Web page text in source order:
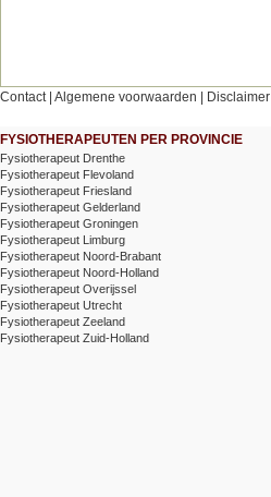
Contact| Algemene voorwaarden Disclaimer
FYSIOTHERAPEUTEN PER PROVINCIE
Fysiotherapeut Drenthe
Fysiotherapeut Flevoland
Fysiotherapeut Friesland
Fysiotherapeut Gelderland
Fysiotherapeut Groningen
Fysiotherapeut Limburg
Fysiotherapeut Noord-Brabant
Fysiotherapeut Noord-Holland
Fysiotherapeut Overijssel
Fysiotherapeut Utrecht
Fysiotherapeut Zeeland
Fysiotherapeut Zuid-Holland